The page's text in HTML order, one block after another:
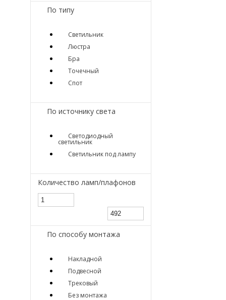
По типу
Светильник
Люстра
Бра
Точечный
Спот
По источнику света
Светодиодный
светильник
Светильник под лампу
Количество ламп/плафонов
По способу монтажа
Накладной
Подвесной
Трековый
Без монтажа